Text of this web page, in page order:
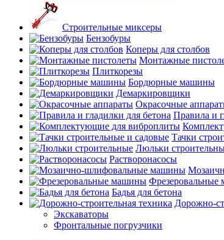
Строительные миксеры
Бензобуры
Коперы для столбов
Монтажные
Плиткорезы
Бордюрные машины
Демаркировщики
Окрасочные
Правила и
Тачки
Люльки
Растворонасосы
Бадья для бетона
Дорожно-
Экскаваторы
Фронтальные погрузчики